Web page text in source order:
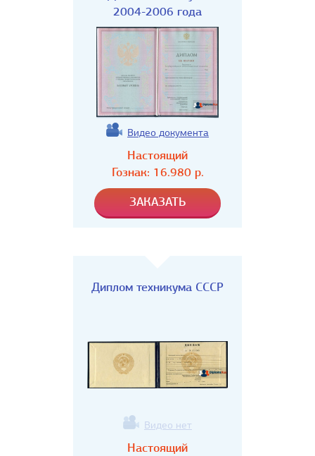
2004-2006 года
Видео документа
Настоящий
Гознак: 16.980р.
Диплом техникума СССР
Видео нет
Настоящий